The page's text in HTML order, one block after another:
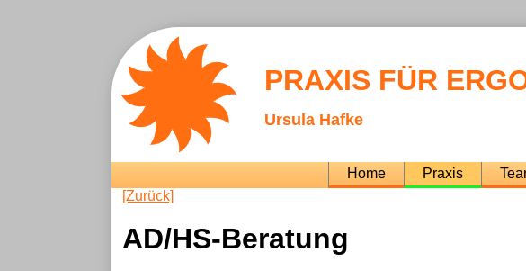
PRAXIS FÜR
Ursula Hafke
überspringen
Home Praxis
[Zurück]
AD/HS-Beratung